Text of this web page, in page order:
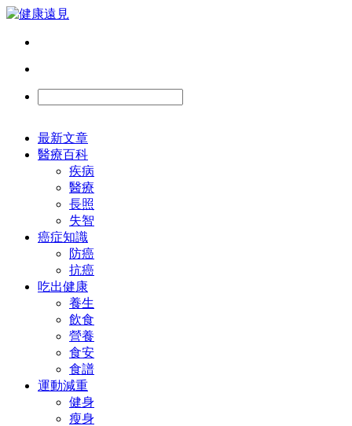
最新文章
醫療百科
疾病
醫療
長照
失智
癌症知識
防癌
抗癌
吃出健康
養生
飲食
營養
食安
食譜
運動減重
健身
瘦身